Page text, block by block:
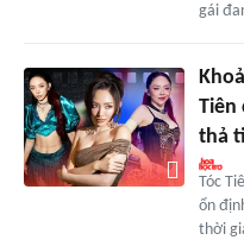
gái
Tiên
thả
Tóc
ổn
thời